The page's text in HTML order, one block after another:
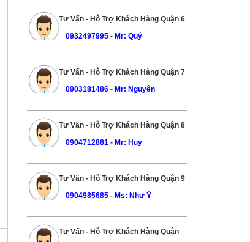
Tư Vấn - Hỗ Trợ Khách Hàng Quận 6
0932497995 - Mr: Quý
Tư Vấn - Hỗ Trợ Khách Hàng Quận 7
0903181486 - Mr: Nguyên
Tư Vấn - Hỗ Trợ Khách Hàng Quận 8
0904712881 - Mr: Huy
Tư Vấn - Hỗ Trợ Khách Hàng Quận 9
0904985685 - Ms: Như Ý
Tư Vấn - Hỗ Trợ Khách Hàng Quận